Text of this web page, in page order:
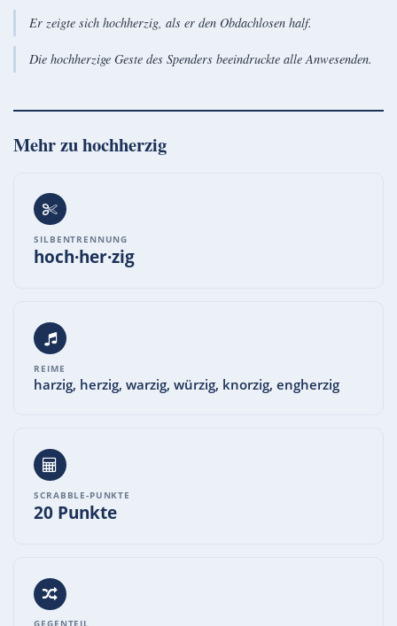
Er zeigte sich hochherzig, als er den Obdachlosen half.
Die hochherzige Geste des Spenders beeindruckte alle Anwesenden.
Mehr zuhochherzig
SILBENTRENNUNG
hoch·her·zig
REIME
harzig, herzig, warzig, würzig, knorzig, engherzig
SCRABBLE-PUNKTE
20 Punkte